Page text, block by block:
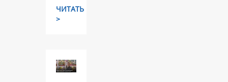
ЧИТАТЬ
>